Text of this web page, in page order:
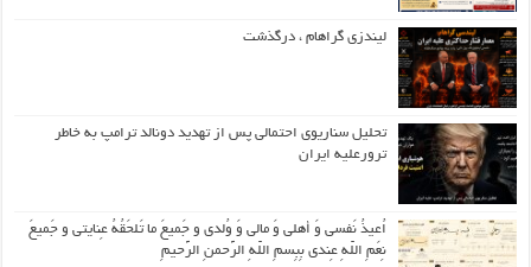
لیندزی گراهام ، درگذشت
تحلیل سناریوی احتمالی پس از تهدید دونالد ترامپ به خاطر
ترورعلیه ایران
اُعیذُ نَفسی وَ أهلی وَ مالی وَ وُلدی و جَمیعَ ما تَلحَقُهُ عِنایتی و جَمیعَ
نِعَمِ اللّهِ عِندی بِبِسمِ اللّهِ الرَّحمنِ الرَّحیمِ